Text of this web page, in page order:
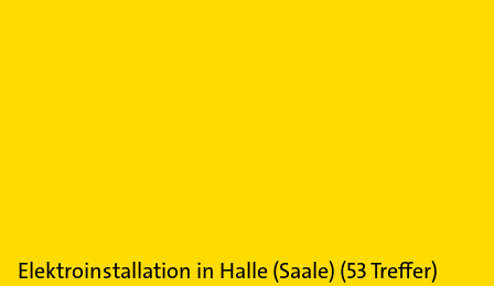
Elektroinstallation in Halle (Saale) (53Treffer)